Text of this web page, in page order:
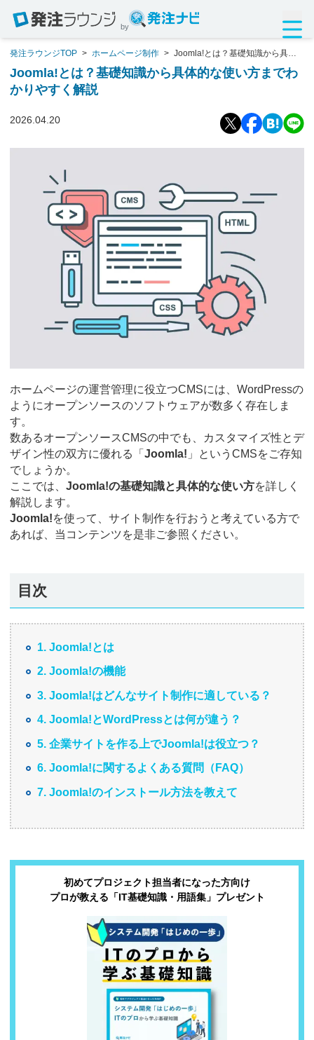
by
発注ラウンジTOP > ホームページ制作 > Joomla!とは？基礎知識から具体
的な使い方までわかりやすく解説
Joomla!とは？基礎知識から具体的な使い方までわ
かりやすく解説
2026.04.20
ホームページの運営管理に役立つCMSには、WordPressの
ようにオープンソースのソフトウェアが数多く存在しま
す。
数あるオープンソースCMSの中でも、カスタマイズ性とデ
ザイン性の双方に優れる「 Joomla! 」というCMSをご存知
でしょうか。
ここでは、 Joomla!の基礎知識と具体的な使い方を詳しく
解説します。
Joomla!を使って、サイト制作を行おうと考えている方で
あれば、当コンテンツを是非ご参照ください。
目次
1. Joomla!とは
2. Joomla!の機能
3. Joomla!はどんなサイト制作に適している？
4. Joomla!とWordPressとは何が違う？
5. 企業サイトを作る上でJoomla!は役立つ？
6. Joomla!に関するよくある質問（FAQ）
7. Joomla!のインストール方法を教えて
初めてプロジェクト担当者になった方向け
プロが教える「IT基礎知識・用語集」プレゼント